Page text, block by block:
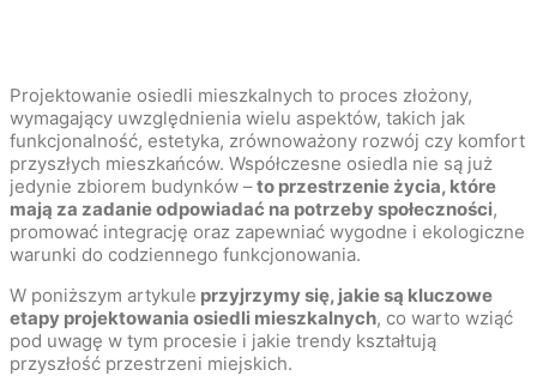
Projektowanie osiedli mieszkalnych to proces złożony,
wymagający uwzględnienia wielu aspektów, takich jak
funkcjonalność, estetyka, zrównoważony rozwój czy komfort
przyszłych mieszkańców. Współczesne osiedla nie są już
jedynie zbiorem budynków –to przestrzenie życia, które
mają za zadanie odpowiadać na potrzeby społeczności,
promować integrację oraz zapewniać wygodne i ekologiczne
warunki do codziennego funkcjonowania.
W poniższym artykule przyjrzymy się, jakie są kluczowe
etapy projektowania osiedli mieszkalnych, co warto wziąć
pod uwagę w tym procesie i jakie trendy kształtują
przyszłość przestrzeni miejskich.